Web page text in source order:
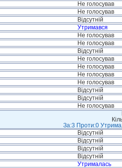
Не голосував
Не голосував
Відсутній
Утримався
Не голосував
Не голосував
Відсутній
Не голосував
Не голосував
Не голосував
Не голосував
Відсутній
Відсутній
Не голосував
За:3 Проти:0
Відсутній
Відсутній
Відсутній
Відсутній
Утрималась